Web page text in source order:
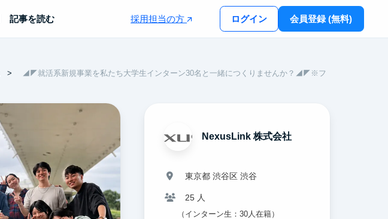
記事を読む 採用担当の方 ログイン 会員登録 (無料)
◢◤就活系新規事業を私たち大学生インターン30名と一緒につくりませんか？◢◤※フ
NexusLink 株式会社
東京都 渋谷区 渋谷
25 人
（インターン生：30人在籍）